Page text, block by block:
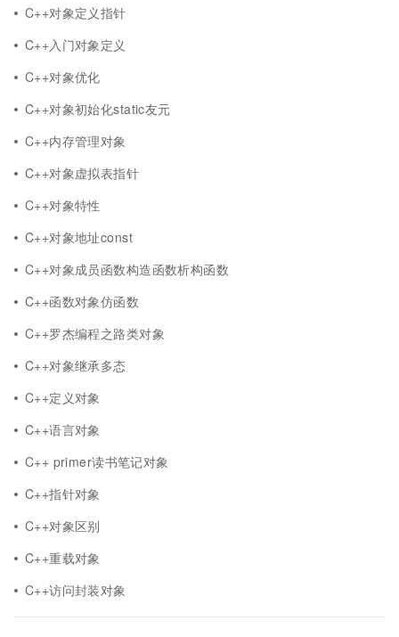
C++对象定义指针
C++入门对象定义
C++对象优化
C++对象初始化static友元
C++内存管理对象
C++对象虚拟表指针
C++对象特性
C++对象地址const
C++对象成员函数构造函数析构函数
C++函数对象仿函数
C++罗杰编程之路类对象
C++对象继承多态
C++定义对象
C++语言对象
C++ primer读书笔记对象
C++指针对象
C++对象区别
C++重载对象
C++访问封装对象